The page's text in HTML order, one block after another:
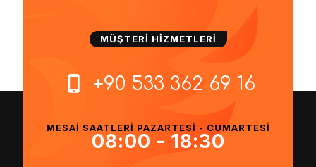
MÜŞTERİ HİZMETLERİ
+90 533 362 69 16
MESAİ SAATLERİ PAZARTESİ - CUMARTESİ
08:00 - 18:30